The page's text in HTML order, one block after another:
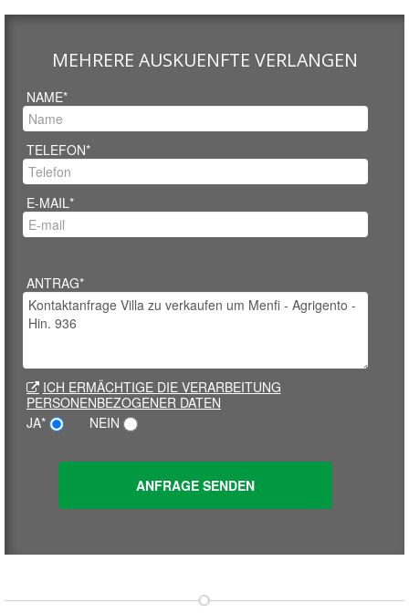
MEHRERE AUSKUENFTE VERLANGEN
NAME*
TELEFON*
E-MAIL*
ANTRAG*
ICH ERMÄCHTIGE DIE VERARBEITUNG
PERSONENBEZOGENER DATEN
JA*
NEIN